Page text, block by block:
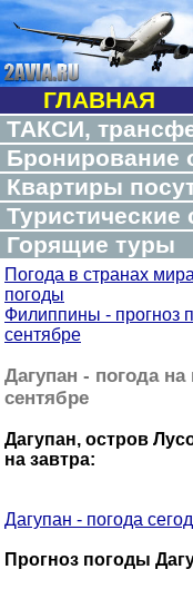
ГЛАВНАЯ
ТАКСИ,
Бронирование
Квартиры
Туристические
Горящие туры
Погода в странах
погоды
Филиппины - прогноз
сентябре
Дагупан - погода
сентябре
Дагупан, остров
на завтра:
Дагупан - погода
Прогноз погоды